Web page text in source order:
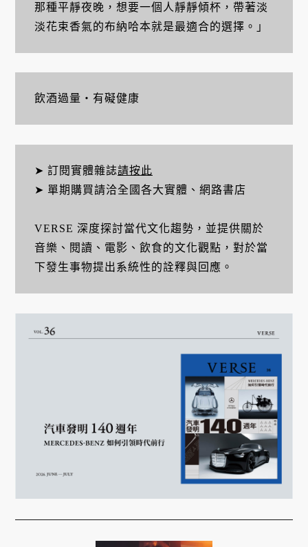
那種平靜夜晚，想要一個人靜靜傾杯，帶著淡
淡花束香氣的布納哈本就是最適合的選擇。」
飲酒過量・有礙健康
➤ 訂閱實體雜誌請按此
➤ 單期購買請洽全國各大實體、網路書店
VERSE 深度探討當代文化趨勢，並提供關於
音樂、閱讀、電影、飲食的文化觀點，對於當
下發生事物提出系統性的詮釋與回應。